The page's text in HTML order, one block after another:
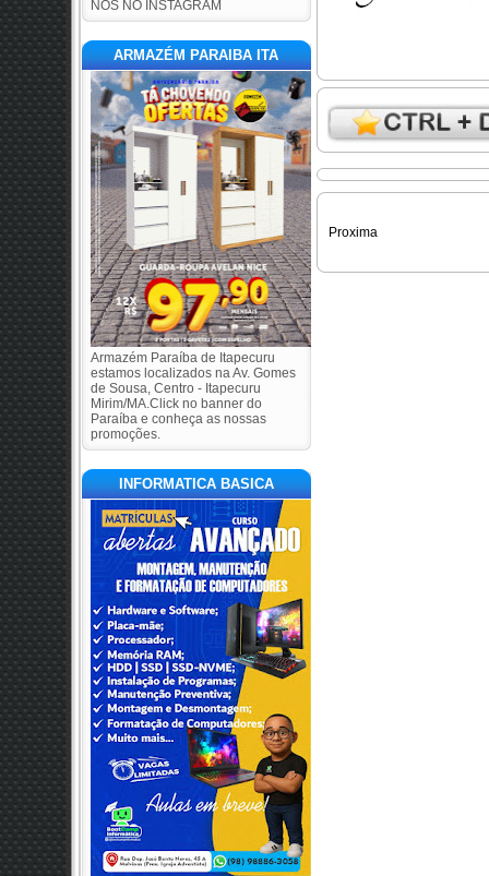
NOS NO INSTAGRAM
ARMAZÉM PARAIBA ITA
Armazém Paraíba de Itapecuru
estamos localizados na Av. Gomes
de Sousa, Centro - Itapecuru
Mirim/MA.Click no banner do
Paraíba e conheça as nossas
promoções.
INFORMATICA BASICA
Proxima